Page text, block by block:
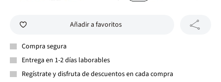
Añadir a favoritos
Compra segura
Entrega en 1-2 días laborables
Regístrate y disfruta de descuentos en cada compra